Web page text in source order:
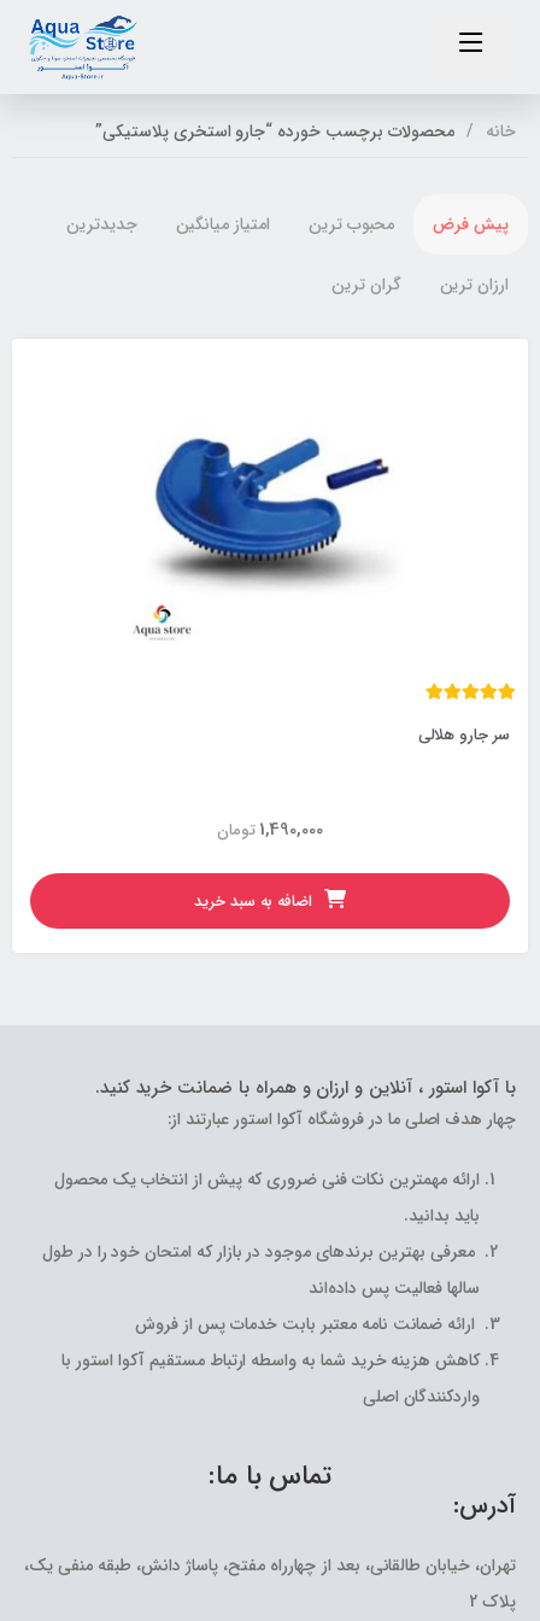
خانه محصولات برچسب خورده “جارو استخری پلاستیکی”
پیش فرض محبوب ترین امتیاز میانگین جدیدترین
ارزان ترین گران ترین
سر جارو هلالی
تومان1,490,000
اضافه به سبد خرید
با آکوا استور ، آنلاین و ارزان و همراه با ضمانت خرید کنید.
چهار هدف اصلی ما در فروشگاه آکوا استور عبارتند از:
ارائه مهمترین نکات فنی ضروری که پیش از انتخاب یک محصول
باید بدانید.
معرفی بهترین برندهای موجود در بازار که امتحان خود را در طول
سالها فعالیت پس داده‌اند
ارائه ضمانت نامه معتبر بابت خدمات پس از فروش
کاهش هزینه خرید شما به واسطه ارتباط مستقیم آکوا استور با
واردکنندگان اصلی
تماس با ما:
آدرس:
تهران، خیابان طالقانی، بعد از چهارراه مفتح، پاساژ دانش، طبقه منفی یک،
پلاک 2